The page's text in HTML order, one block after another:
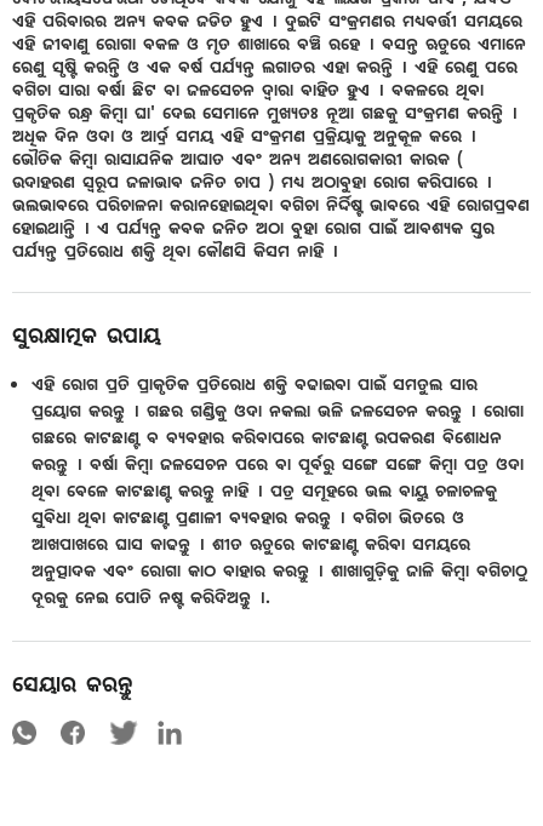
ଏହି ପରିବାରର ଅନ୍ୟ କବକ ଜଡିତ ହୁଏ । ଦୁଇଟି ସଂକ୍ରମଣର ମଧ୍ୟବର୍ତ୍ତୀ ସମୟରେ
ଏହି ଜୀବାଣୁ ରୋଗା ବକଳ ଓ ମୃତ ଶାଖାରେ ବଞ୍ଚି ରହେ । ବସନ୍ତ ଋତୁରେ ଏମାନେ
ରେଣୁ ସୃଷ୍ଟି କରନ୍ତି ଓ ଏକ ବର୍ଷ ପର୍ଯ୍ୟନ୍ତ ଲଗାତର ଏହା କରନ୍ତି । ଏହି ରେଣୁ ପରେ
ବଗିଚା ସାରା ବର୍ଷା ଛିଟ ବା ଜଳସେଚନ ଦ୍ଵାରା ବାହିତ ହୁଏ । ବକଳରେ ଥିବା
ପ୍ରକୃତିକ ରନ୍ଧ୍ର କିମ୍ବା ଘା' ଦେଇ ସେମାନେ ମୁଖ୍ୟତଃ ନୂଆ ଗଛକୁ ସଂକ୍ରମଣ କରନ୍ତି ।
ଅଧିକ ଦିନ ଓଦା ଓ ଆର୍ଦ୍ର ସମୟ ଏହି ସଂକ୍ରମଣ ପ୍ରକ୍ରିୟାକୁ ଅନୁକୂଳ କରେ ।
ଭୌତିକ କିମ୍ବା ରାସାଯନିକ ଆଘାତ ଏବଂ ଅନ୍ୟ ଅଣରୋଗକାରୀ କାରକ (
ଉଦାହରଣ ସ୍ୱରୂପ ଜଳାଭାବ ଜନିତ ଚାପ ) ମଧ୍ୟ ଅଠାବୁହା ରୋଗ କରିପାରେ ।
ଭଲଭାବରେ ପରିଚାଳନା କରାନହୋଇଥିବା ବଗିଚା ନିର୍ଦ୍ଦିଷ୍ଟ ଭାବରେ ଏହି ରୋଗପ୍ରବଣ
ହୋଇଥାନ୍ତି । ଏ ପର୍ଯ୍ୟନ୍ତ କବକ ଜନିତ ଅଠା ବୁହା ରୋଗ ପାଇଁ ଆବଶ୍ୟକ ସ୍ତର
ପର୍ଯ୍ୟନ୍ତ ପ୍ରତିରୋଧ ଶକ୍ତି ଥିବା କୌଣସି କିସମ ନାହି ।
ସୁରକ୍ଷାତ୍ମକ ଉପାୟ
ଏହି ରୋଗ ପ୍ରତି ପ୍ରାକୃତିକ ପ୍ରତିରୋଧ ଶକ୍ତି ବଢାଇବା ପାଇଁ ସମତୁଲ ସାର
ପ୍ରୟୋଗ କରନ୍ତୁ । ଗଛର ଗଣ୍ଡିକୁ ଓଦା ନକଲା ଭଳି ଜଳସେଚନ କରନ୍ତୁ । ରୋଗା
ଗଛରେ କାଟଛାଣ୍ଟ ବ ବ୍ୟବହାର କରିବାପରେ କାଟଛାଣ୍ଟ ଉପକରଣ ବିଶୋଧନ
କରନ୍ତୁ । ବର୍ଷା କିମ୍ବା ଜଳସେଚନ ପରେ ବା ପୂର୍ବରୁ ସଙ୍ଗେ ସଙ୍ଗେ କିମ୍ବା ପତ୍ର ଓଦା
ଥିବା ବେଳେ କାଟଛାଣ୍ଟ କରନ୍ତୁ ନାହି । ପତ୍ର ସମୂହରେ ଭଲ ବାୟୁ ଚଳାଚଳକୁ
ସୁବିଧା ଥିବା କାଟଛାଣ୍ଟ ପ୍ରଣାଳୀ ବ୍ୟବହାର କରନ୍ତୁ । ବଗିଚା ଭିତରେ ଓ
ଆଖପାଖରେ ଘାସ କାଢନ୍ତୁ । ଶୀତ ଋତୁରେ କାଟଛାଣ୍ଟ କରିବା ସମୟରେ
ଅନୁତ୍ପାଦକ ଏବଂ ରୋଗା କାଠ ବାହାର କରନ୍ତୁ । ଶାଖାଗୁଡ଼ିକୁ ଜାଳି କିମ୍ବା ବଗିଚାଠୁ
ଦୂରକୁ ନେଇ ପୋତି ନଷ୍ଟ କରିଦିଅନ୍ତୁ ।.
ସେୟାର କରନ୍ତୁ